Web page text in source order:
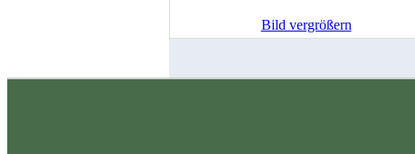
Bild vergrößern